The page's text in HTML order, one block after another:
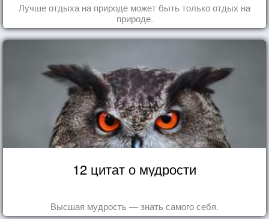
Лучше отдыха на природе может быть только отдых на
природе.
12 цитат о мудрости
Высшая мудрость — знать самого себя.